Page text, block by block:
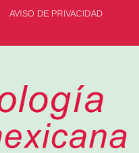
AVISO DE PRIVACIDAD